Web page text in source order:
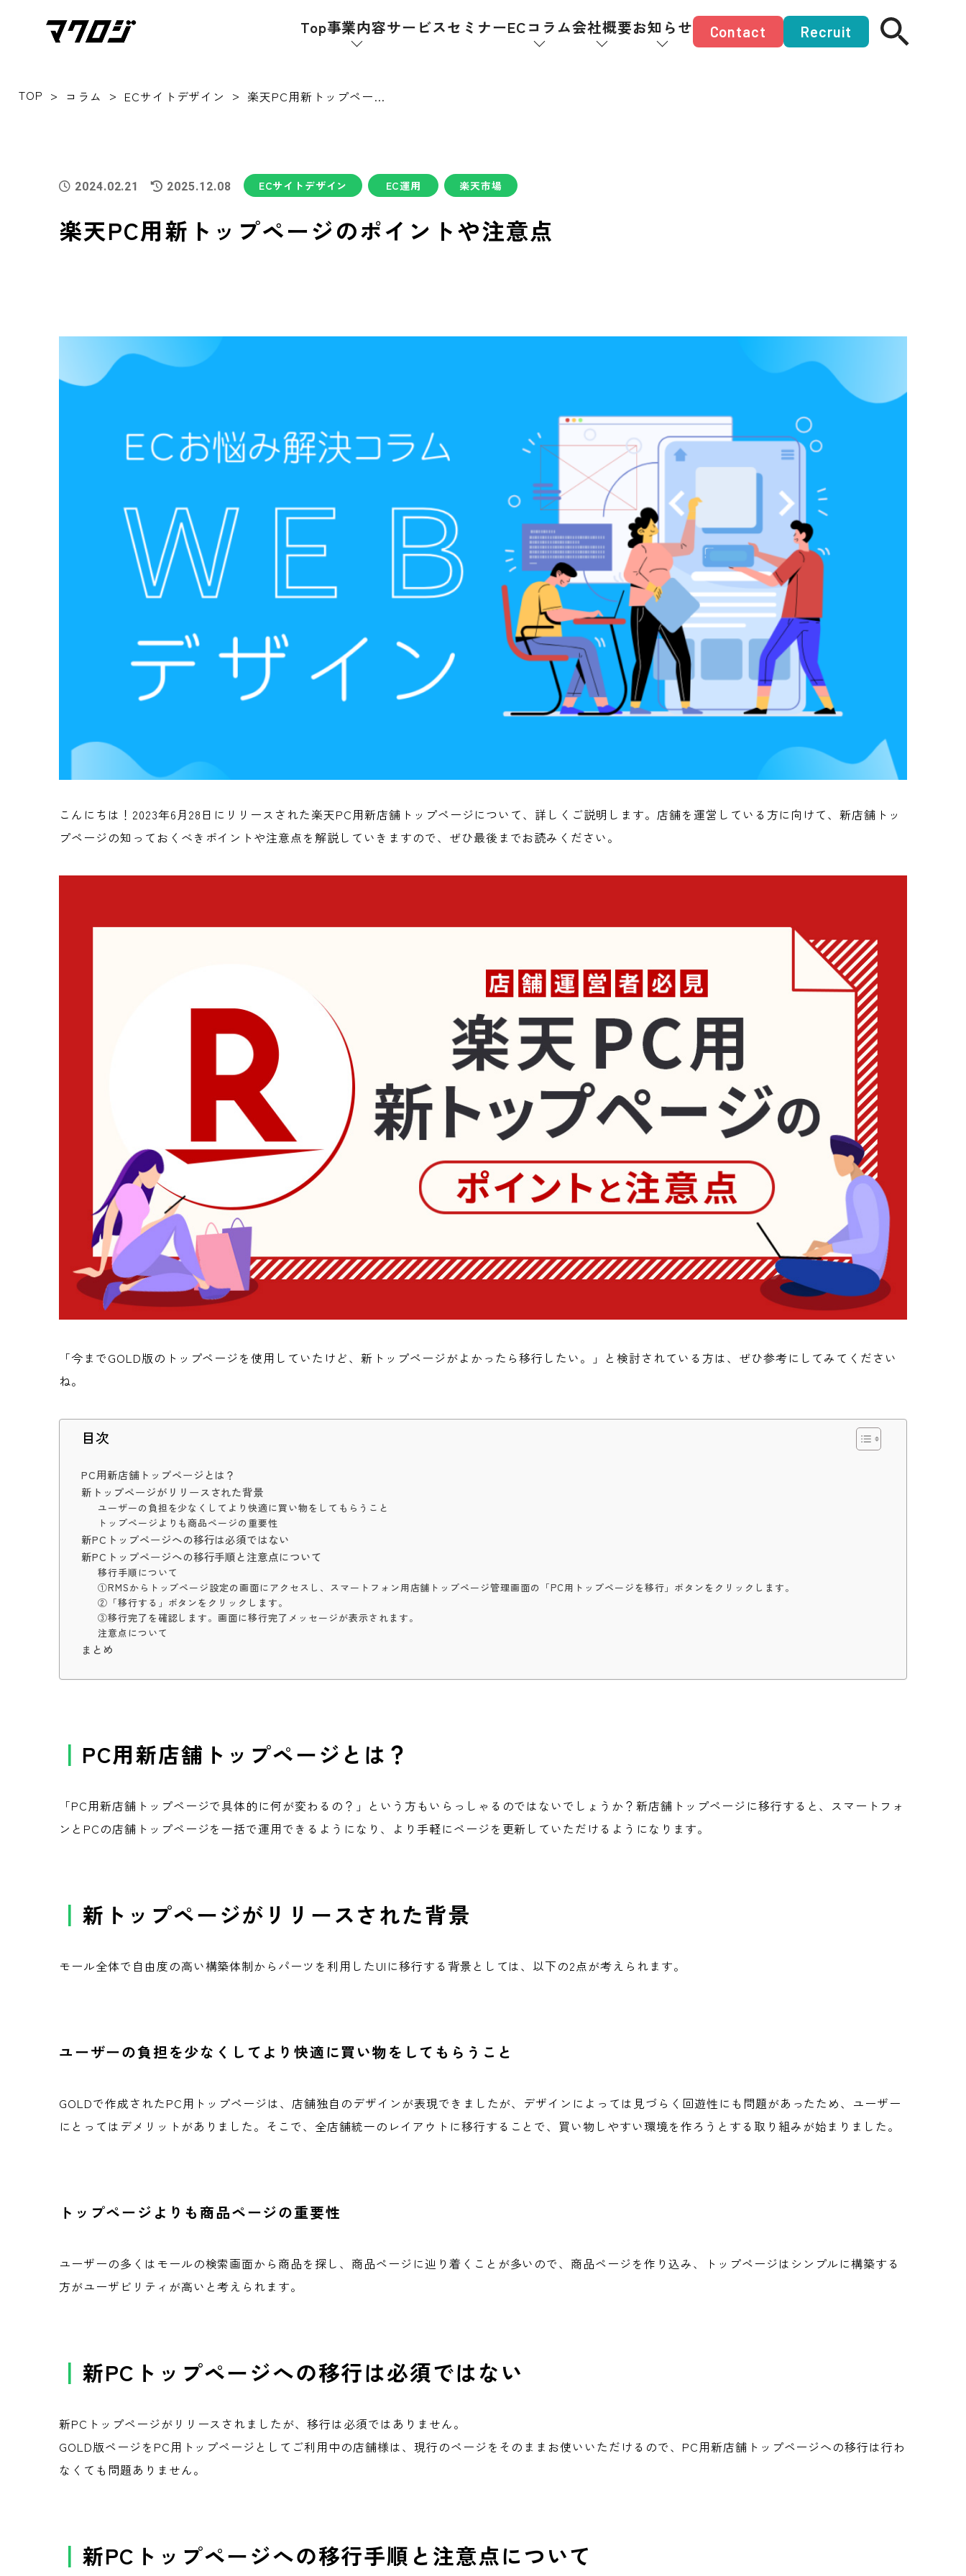
Top事業内容サービスセミナーECコラム会社概要お知らせ Contact Recruit
TOP > コラム > ECサイトデザイン > 楽天PC用新トップページのポイントや注意点
2024.02.21 2025.12.08 ECサイトデザイン EC運用 楽天市場
楽天PC用新トップページのポイントや注意点
こんにちは！2023年6月28日にリリースされた楽天PC用新店舗トップページについて、詳しくご説明します。店舗を運営している方に向けて、新店舗トッ
プページの知っておくべきポイントや注意点を解説していきますので、ぜひ最後までお読みください。
「今までGOLD版のトップページを使用していたけど、新トップページがよかったら移行したい。」と検討されている方は、ぜひ参考にしてみてください
ね。
目次
PC用新店舗トップページとは？
新トップページがリリースされた背景
ユーザーの負担を少なくしてより快適に買い物をしてもらうこと
トップページよりも商品ページの重要性
新PCトップページへの移行は必須ではない
新PCトップページへの移行手順と注意点について
移行手順について
①RMSからトップページ設定の画面にアクセスし、スマートフォン用店舗トップページ管理画面の「PC用トップページを移行」ボタンをクリックします。
②「移行する」ボタンをクリックします。
③移行完了を確認します。画面に移行完了メッセージが表示されます。
注意点について
まとめ
PC用新店舗トップページとは？
「PC用新店舗トップページで具体的に何が変わるの？」という方もいらっしゃるのではないでしょうか？新店舗トップページに移行すると、スマートフォ
ンとPCの店舗トップページを一括で運用できるようになり、より手軽にページを更新していただけるようになります。
新トップページがリリースされた背景
モール全体で自由度の高い構築体制からパーツを利用したUIに移行する背景としては、以下の2点が考えられます。
ユーザーの負担を少なくしてより快適に買い物をしてもらうこと
GOLDで作成されたPC用トップページは、店舗独自のデザインが表現できましたが、デザインによっては見づらく回遊性にも問題があったため、ユーザー
にとってはデメリットがありました。そこで、全店舗統一のレイアウトに移行することで、買い物しやすい環境を作ろうとする取り組みが始まりました。
トップページよりも商品ページの重要性
ユーザーの多くはモールの検索画面から商品を探し、商品ページに辿り着くことが多いので、商品ページを作り込み、トップページはシンプルに構築する
方がユーザビリティが高いと考えられます。
新PCトップページへの移行は必須ではない
新PCトップページがリリースされましたが、移行は必須ではありません。
GOLD版ページをPC用トップページとしてご利用中の店舗様は、現行のページをそのままお使いいただけるので、PC用新店舗トップページへの移行は行わ
なくても問題ありません。
新PCトップページへの移行手順と注意点について